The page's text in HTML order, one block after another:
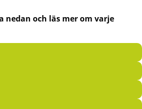
nedan och läs mer om varje